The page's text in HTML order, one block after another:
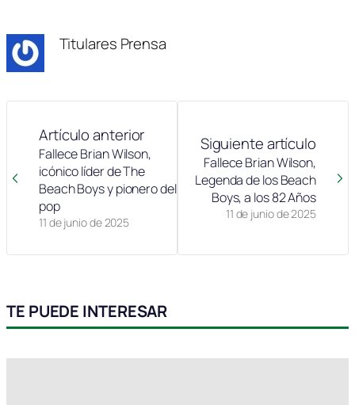
Titulares Prensa
Artículo anterior
11 de junio de 2025
Fallece Brian Wilson,
icónico líder de The
Beach Boys y pionero del
pop
Siguiente artículo
11 de junio de 2025
Fallece Brian Wilson,
Legenda de los Beach
Boys, a los 82 Años
TE PUEDE INTERESAR